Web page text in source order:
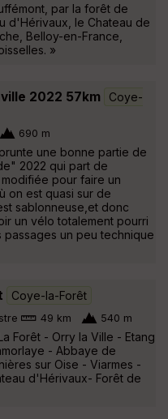
par la forêt de
d'Hérivaux, le Chateau de
Belloy-en-France,
»
2022 57km
Coye-
690 m
une bonne partie de
2022 qui part de
pour faire un
on est quasi sur de
sablonneuse,et donc
un vélo totalement pourri
un peu technique
Coye-la-Forêt
49 km 540 m
Forêt - Orry la Ville - Etang
- Abbaye de
sur Oise - Viarmes -
d'Hérivaux- Forêt de